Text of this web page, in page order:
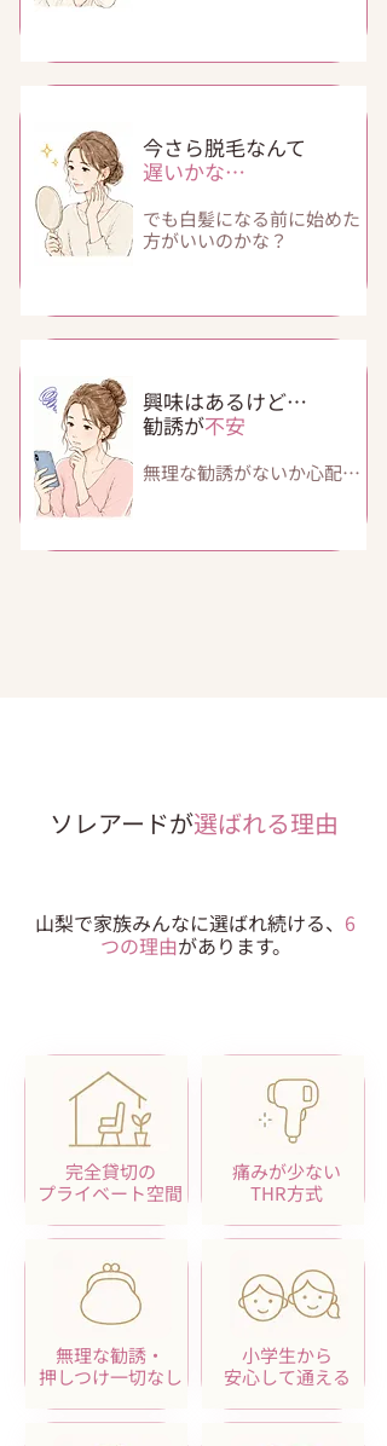
今さら脱毛なんて
​遅いかな…
でも白髪になる前に​始めた
方がいいのかな？
興味はあるけど…
​勧誘が不安
無理な勧誘が​ないか心配…
ソレアードが選ばれる理由
山梨で家族みんなに選ばれ続ける、 6
つの理由があります。
完全貸切の
プライベート空間
無理な勧誘・
押しつけ一切なし
痛みが少ない
THR方式
小学生から
安心して通える